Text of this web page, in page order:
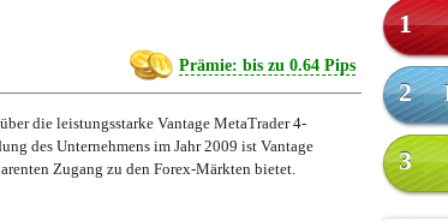
1
2
3
Prämie: bis zu 0.64 Pips
die leistungsstarke Vantage MetaTrader 4-
des Unternehmens im Jahr 2009 ist Vantage
Zugang zu den Forex-Märkten bietet.